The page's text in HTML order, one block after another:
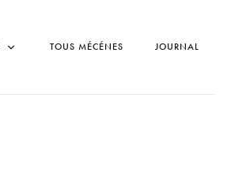
TOUS MÉCÉNES JOURNAL